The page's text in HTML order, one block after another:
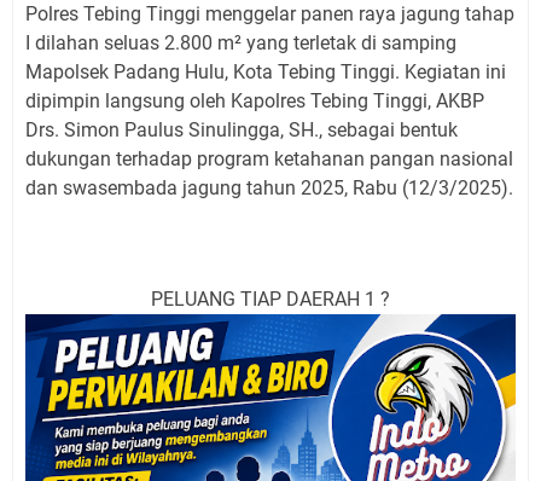
Polres Tebing Tinggi menggelar panen raya jagung tahap
I dilahan seluas 2.800 m² yang terletak di samping
Mapolsek Padang Hulu, Kota Tebing Tinggi. Kegiatan ini
dipimpin langsung oleh Kapolres Tebing Tinggi, AKBP
Drs. Simon Paulus Sinulingga, SH., sebagai bentuk
dukungan terhadap program ketahanan pangan nasional
dan swasembada jagung tahun 2025, Rabu (12/3/2025).
PELUANG TIAP DAERAH 1 ?